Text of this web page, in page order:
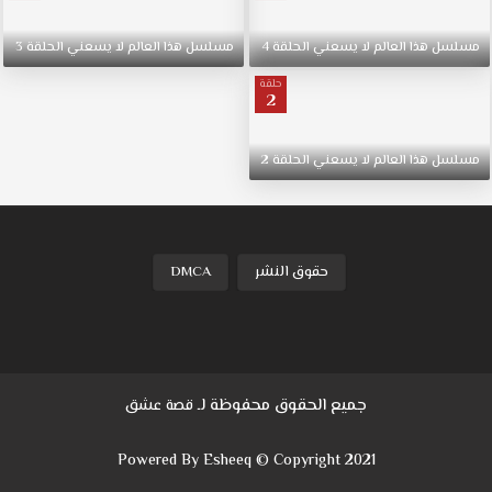
مسلسلهذاالعالملايسعنيالحلقة4 مسلسلهذاالعالملايسعنيالحلقة3
حلقة
2
مسلسلهذاالعالملايسعنيالحلقة2
حقوق النشر DMCA
جميع الحقوق محفوظة لـقصة عشق
Powered By Esheeq © Copyright 2021